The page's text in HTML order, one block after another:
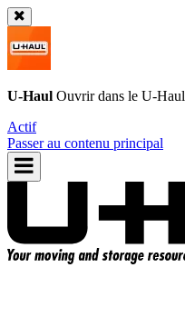
U-Haul Ouvrir dans le U-Haul
Actif
Passer au contenu principal